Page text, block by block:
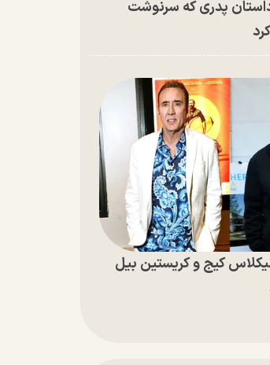
پدری که سرنوشت
کیج و کریستین بیل